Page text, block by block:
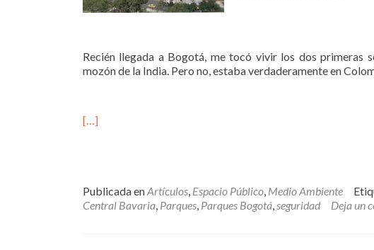
Recién llegada a Bogotá, me tocó vivir los dos primeras
mozón de la India. Pero no, estaba verdaderamente en
[…]
Publicada enArtículos, Espacio Público, Medio Ambiente
Central Bavaria, Parques, Parques Bogotá,seguridad Deja un